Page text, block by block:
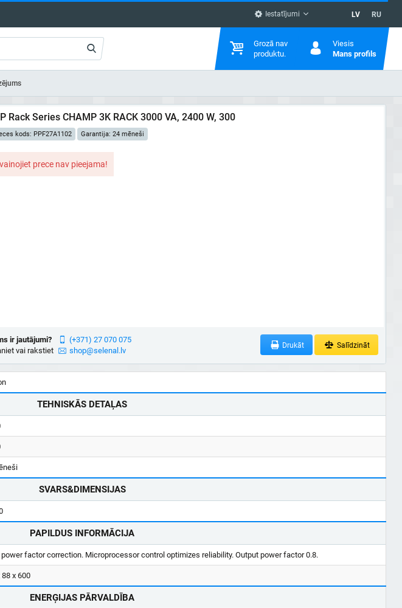
Iestatījumi LV RU
Grozā nav
produktu.
Viesis
Mans profils
Rack Series CHAMP 3K RACK 3000 VA, 2400 W, 300
kods: PPF27A1102 Garantija: 24 mēneši
prece nav pieejama!
ir jautājumi?
vai rakstiet
(+371) 27 070 075
shop@selenal.lv
Drukāt Salīdzināt
TEHNISKĀS DETAĻAS
SVARS&DIMENSIJAS
PAPILDUS INFORMĀCIJA
power factor correction. Microprocessor control optimizes reliability. Output power factor 0.8.
88 x 600
ENERĢIJAS PĀRVALDĪBA